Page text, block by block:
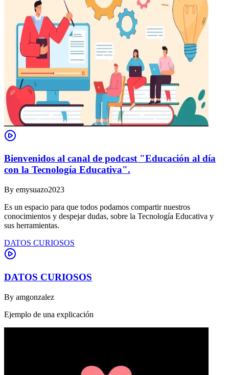
Bienvenidos al canal de podcast "Educación al día
con la Tecnología Educativa".
By emysuazo2023
Es un espacio para que todos podamos compartir nuestros
conocimientos y despejar dudas, sobre la Tecnología Educativa y
sus herramientas.
DATOS CURIOSOS
DATOS CURIOSOS
By amgonzalez
Ejemplo de una explicación